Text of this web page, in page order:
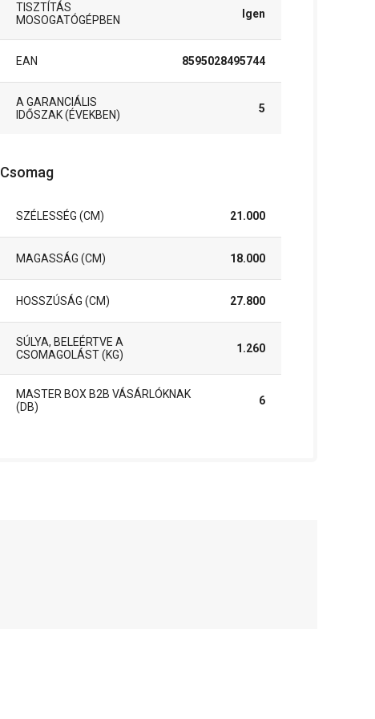
TISZTÍTÁS
MOSOGATÓGÉPBEN
Igen
EAN 8595028495744
A GARANCIÁLIS
IDŐSZAK (ÉVEKBEN)
5
Csomag
SZÉLESSÉG (CM) 21.000
MAGASSÁG (CM) 18.000
HOSSZÚSÁG (CM) 27.800
SÚLYA, BELEÉRTVE A
CSOMAGOLÁST (KG)
1.260
MASTER BOX B2B VÁSÁRLÓKNAK
(DB)
6